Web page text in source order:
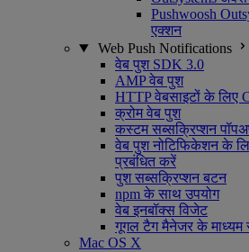
Pushwoosh
एक्शन
Web Push Notifications
वेब पुश SDK 3.0
AMP वेब पुश
HTTP वेबसाइटों के लिए
क्रोम वेब पुश
कस्टम सब्सक्रिप्शन
वेब पुश नोटिफिकेशन के
प्रबंधित करें
पुश सब्सक्रिप्शन बटन
npm के साथ उपयोग
वेब इनबॉक्स विजेट
गूगल टैग मैनेजर के माध्यम
Mac OS X